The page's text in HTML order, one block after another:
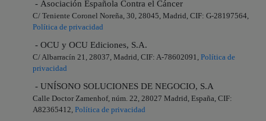
- Asociación Española Contra el Cáncer
C/ Teniente Coronel Noreña, 30, 28045, Madrid, CIF: G-28197564,
Política de privacidad
- OCU y OCU Ediciones, S.A.
C/ Albarracín 21, 28037, Madrid, CIF: A-78602091, Política de
privacidad
- UNÍSONO SOLUCIONES DE NEGOCIO, S.A
Calle Doctor Zamenhof, núm. 22, 28027 Madrid, España, CIF:
A82365412, Política de privacidad